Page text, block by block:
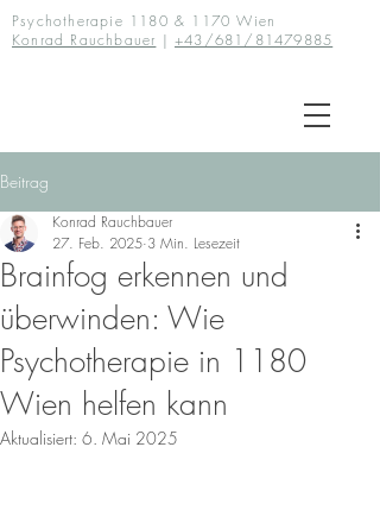
Psychotherapie 1180 & 1170 Wien
Konrad Rauchbauer |+43/681/81479885
Beitrag
Brainfog erkennen und
überwinden: Wie
Psychotherapie in 1180
Wien helfen kann
Konrad Rauchbauer
27. Feb. 2025 3 Min. Lesezeit
Aktualisiert: 6. Mai 2025